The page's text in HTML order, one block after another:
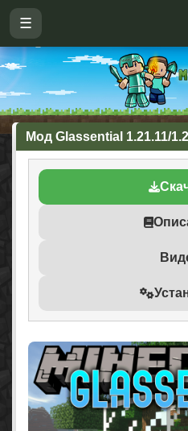
☰
Мод Glassential 1.21.11/